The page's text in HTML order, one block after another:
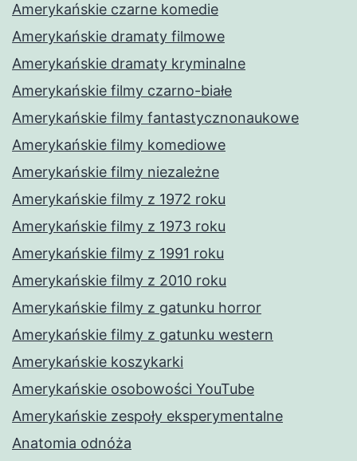
Amerykańskie czarne komedie
Amerykańskie dramaty filmowe
Amerykańskie dramaty kryminalne
Amerykańskie filmy czarno-białe
Amerykańskie filmy fantastycznonaukowe
Amerykańskie filmy komediowe
Amerykańskie filmy niezależne
Amerykańskie filmy z 1972 roku
Amerykańskie filmy z 1973 roku
Amerykańskie filmy z 1991 roku
Amerykańskie filmy z 2010 roku
Amerykańskie filmy z gatunku horror
Amerykańskie filmy z gatunku western
Amerykańskie koszykarki
Amerykańskie osobowości YouTube
Amerykańskie zespoły eksperymentalne
Anatomia odnóża